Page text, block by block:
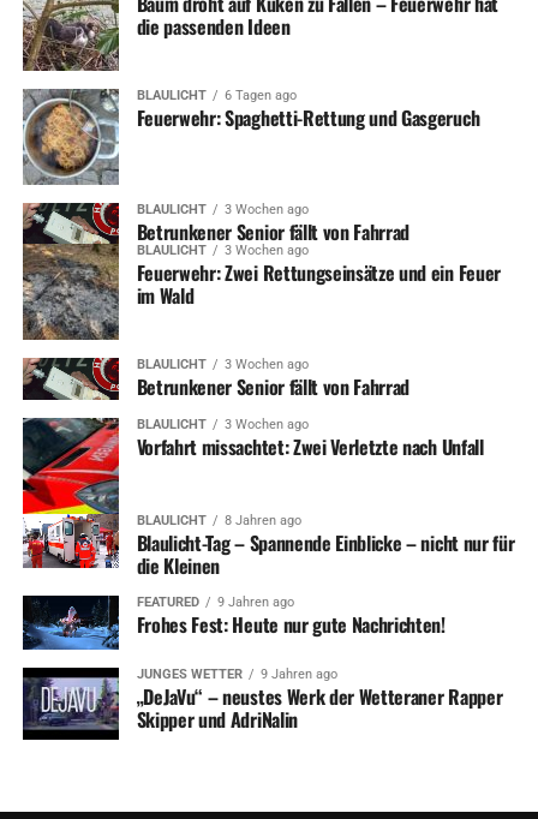
die passenden Ideen
BLAULICHT 6 Tagen ago
Feuerwehr: Spaghetti-Rettung und Gasgeruch
BLAULICHT 3 Wochen ago
Betrunkener Senior fällt von Fahrrad
BLAULICHT 3 Wochen ago
Feuerwehr: Zwei Rettungseinsätze und ein Feuer
im Wald
BLAULICHT 3 Wochen ago
Betrunkener Senior fällt von Fahrrad
BLAULICHT 3 Wochen ago
Vorfahrt missachtet: Zwei Verletzte nach Unfall
BLAULICHT 8 Jahren ago
Blaulicht-Tag – Spannende Einblicke – nicht nur für
die Kleinen
FEATURED 9 Jahren ago
Frohes Fest: Heute nur gute Nachrichten!
JUNGES WETTER 9 Jahren ago
„DeJaVu“ – neustes Werk der Wetteraner Rapper
Skipper und AdriNalin